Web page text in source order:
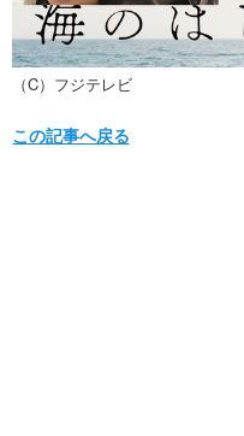
（C）フジテレビ
この記事へ戻る